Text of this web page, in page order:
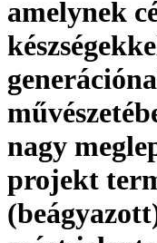
amelynek
nagy
projekt